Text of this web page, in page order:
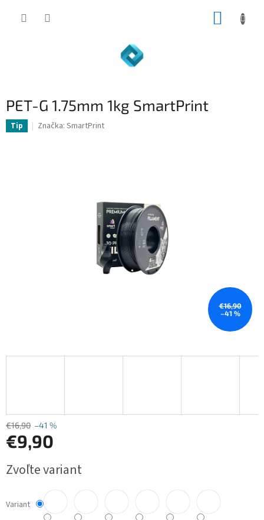
PET-G 1.75mm 1kg SmartPrint
Tip Značka: SmartPrint
€16,90
–41 %
€16,90 –41 %
€9,90
cena:
Zvoľte variant
Variant